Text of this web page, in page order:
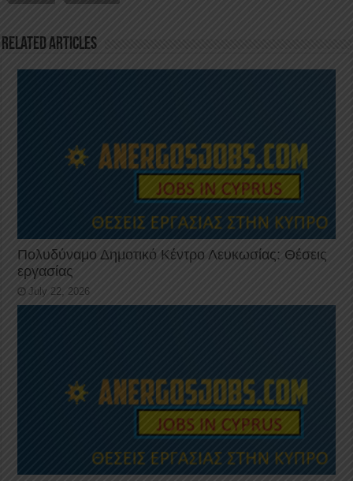
k
Related Articles
Πολυδύναμο Δημοτικό Κέντρο Λευκωσίας: Θέσεις
εργασίας
July 22, 2026